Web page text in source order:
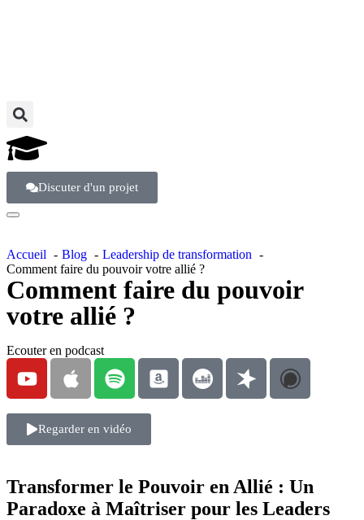
Discuter d'un projet
Accueil Blog
Leadership de transformation
Comment faire du pouvoir votre allié ?
Comment faire du pouvoir
votre allié ?
Ecouter en podcast
Regarder en vidéo
Transformer le Pouvoir en Allié : Un
Paradoxe à Maîtriser pour les Leaders